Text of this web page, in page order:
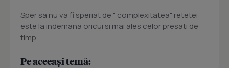
Sper sa nu va fi speriat de " complexitatea" retetei:
este la indemana oricui si mai ales celor presati de
timp.
Pe aceeași temă: